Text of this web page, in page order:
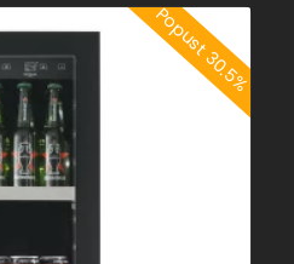
Popust 30.5%